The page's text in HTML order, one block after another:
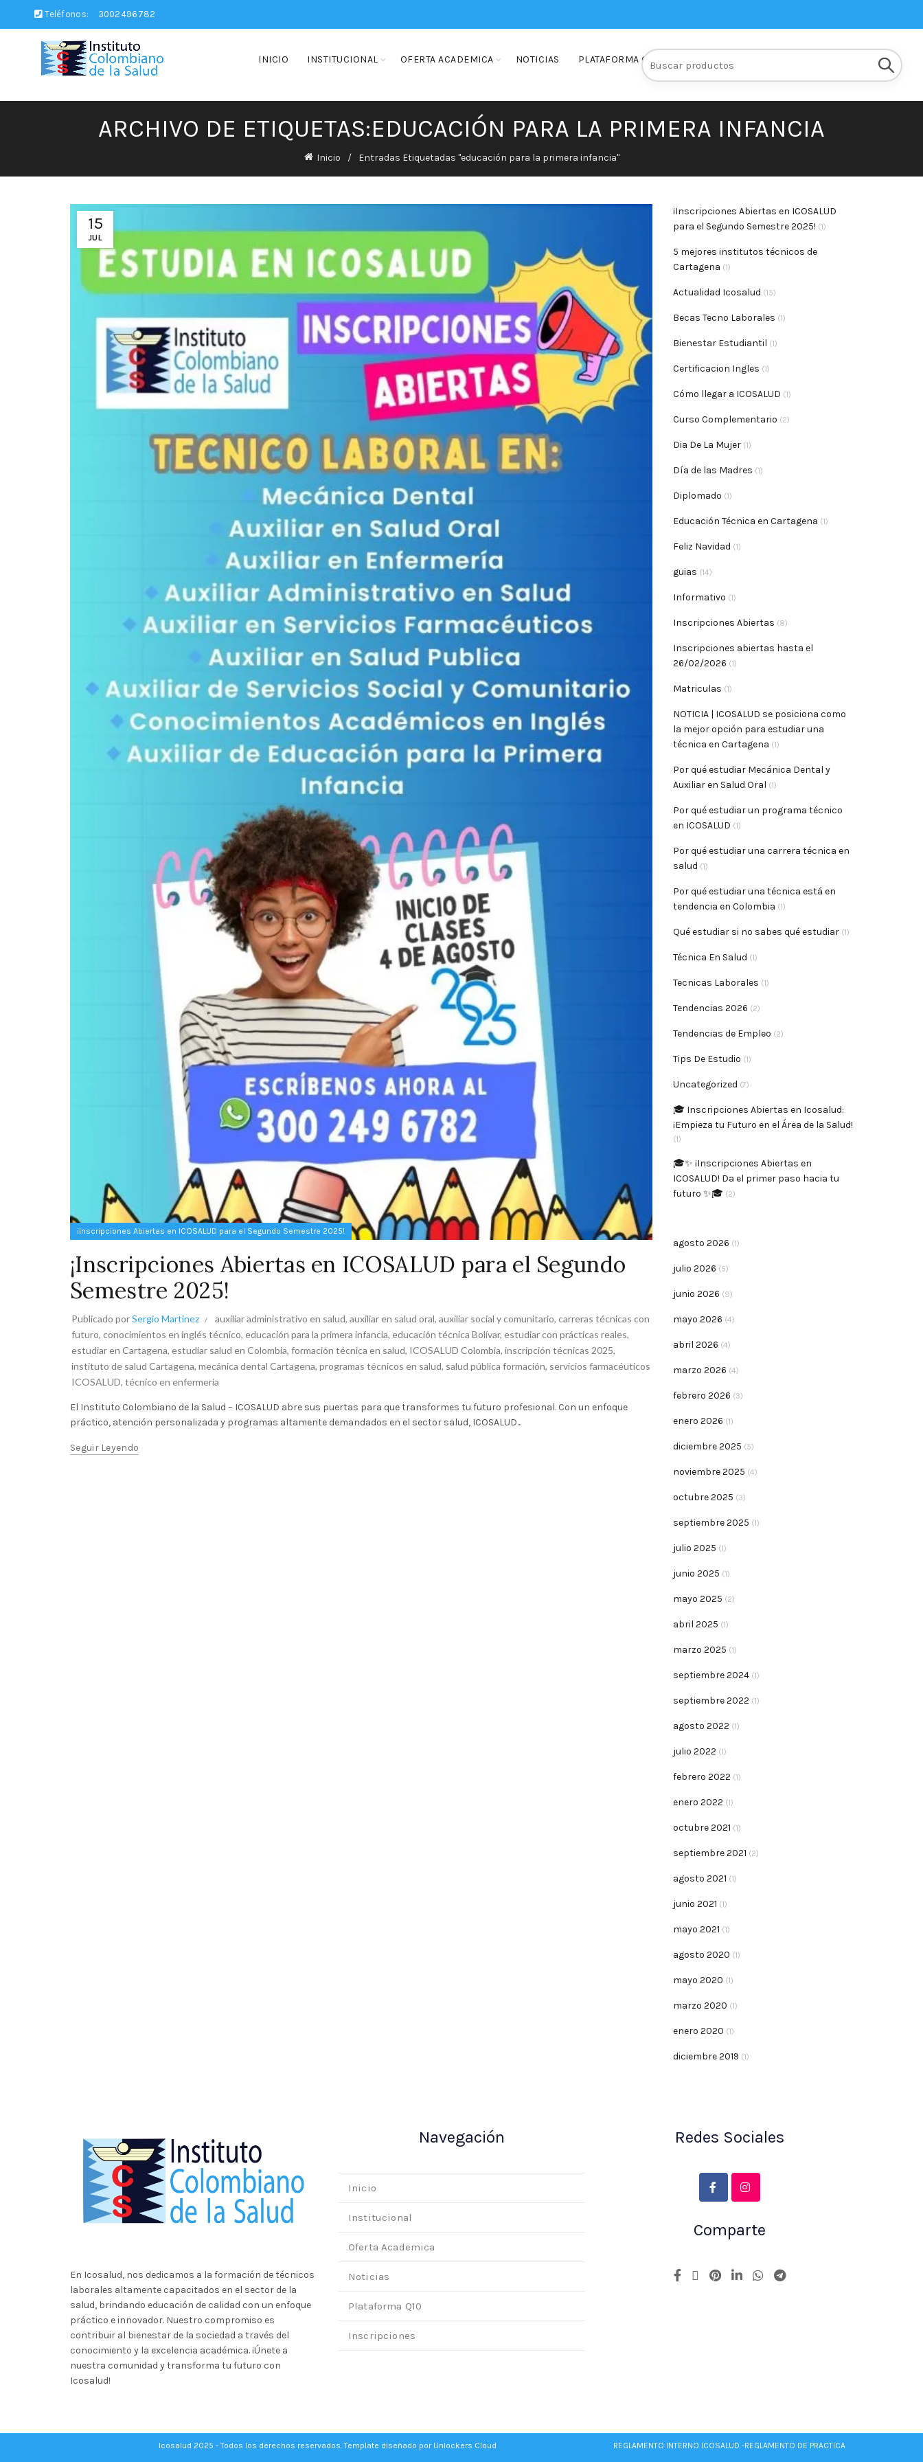
Teléfonos: 3002496782
INICIO INSTITUCIONAL OFERTA ACADEMICA NOTICIAS PLATAFORMA Q10 INSCRIPCIONES
Buscar:
ARCHIVO DE ETIQUETAS:EDUCACIÓN PARA LA PRIMERA INFANCIA
Inicio Entradas Etiquetadas "educación para la primera infancia"
15
JUL
¡Inscripciones Abiertas en ICOSALUD para el Segundo Semestre 2025!
¡Inscripciones Abiertas en ICOSALUD para el Segundo
Semestre 2025!
Publicado porSergio Martinez auxiliar administrativo en salud, auxiliar en salud oral, auxiliar social y comunitario, carreras técnicas con
futuro, conocimientos en inglés técnico, educación para la primera infancia, educación técnica Bolívar, estudiar con prácticas reales,
estudiar en Cartagena, estudiar salud en Colombia, formación técnica en salud, ICOSALUD Colombia, inscripción técnicas 2025,
instituto de salud Cartagena, mecánica dental Cartagena, programas técnicos en salud, salud pública formación, servicios farmacéuticos
ICOSALUD, técnico en enfermería
El Instituto Colombiano de la Salud – ICOSALUD abre sus puertas para que transformes tu futuro profesional. Con un enfoque
práctico, atención personalizada y programas altamente demandados en el sector salud, ICOSALUD...
Seguir Leyendo
¡Inscripciones Abiertas en ICOSALUD
para el Segundo Semestre 2025! (1)
5 mejores institutos técnicos de
Cartagena (1)
Actualidad Icosalud (15)
Becas Tecno Laborales (1)
Bienestar Estudiantil (1)
Certificacion Ingles (1)
Cómo llegar a ICOSALUD (1)
Curso Complementario (2)
Dia De La Mujer(1)
Día de las Madres (1)
Diplomado (1)
Educación Técnica en Cartagena (1)
Feliz Navidad (1)
guias (14)
Informativo (1)
Inscripciones Abiertas (8)
Inscripciones abiertas hasta el
26/02/2026 (1)
Matriculas (1)
NOTICIA | ICOSALUD se posiciona como
la mejor opción para estudiar una
técnica en Cartagena (1)
Por qué estudiar Mecánica Dental y
Auxiliar en Salud Oral (1)
Por qué estudiar un programa técnico
en ICOSALUD (1)
Por qué estudiar una carrera técnica en
salud (1)
Por qué estudiar una técnica está en
tendencia en Colombia (1)
Qué estudiar si no sabes qué estudiar(1)
Técnica En Salud (1)
Tecnicas Laborales (1)
Tendencias 2026 (2)
Tendencias de Empleo (2)
Tips De Estudio (1)
Uncategorized (7)
🎓 Inscripciones Abiertas en Icosalud:
¡Empieza tu Futuro en el Área de la Salud!
(1)
🎓✨ ¡Inscripciones Abiertas en
ICOSALUD! Da el primer paso hacia tu
futuro ✨🎓 (2)
agosto 2026 (1)
julio 2026 (5)
junio 2026 (9)
mayo 2026 (4)
abril 2026 (4)
marzo 2026 (4)
febrero 2026 (3)
enero 2026 (1)
diciembre 2025 (5)
noviembre 2025 (4)
octubre 2025 (3)
septiembre 2025 (1)
julio 2025 (1)
junio 2025 (1)
mayo 2025 (2)
abril 2025 (1)
marzo 2025 (1)
septiembre 2024(1)
septiembre 2022 (1)
agosto 2022 (1)
julio 2022 (1)
febrero 2022 (1)
enero 2022 (1)
octubre 2021 (1)
septiembre 2021 (2)
agosto 2021 (1)
junio 2021 (1)
mayo 2021 (1)
agosto 2020 (1)
mayo 2020 (1)
marzo 2020 (1)
enero 2020 (1)
diciembre 2019 (1)
En Icosalud, nos dedicamos a la formación de técnicos
laborales altamente capacitados en el sector de la
salud, brindando educación de calidad con un enfoque
práctico e innovador. Nuestro compromiso es
contribuir al bienestar de la sociedad a través del
conocimiento y la excelencia académica. ¡Únete a
nuestra comunidad y transforma tu futuro con
Icosalud!
Navegación
Inicio
Institucional
Oferta Academica
Noticias
Plataforma Q10
Inscripciones
Redes Sociales
Comparte
Icosalud 2025 - Todos los derechos reservados. Template diseñado por Unlockers Cloud REGLAMENTO INTERNO ICOSALUD -REGLAMENTO DE PRACTICA